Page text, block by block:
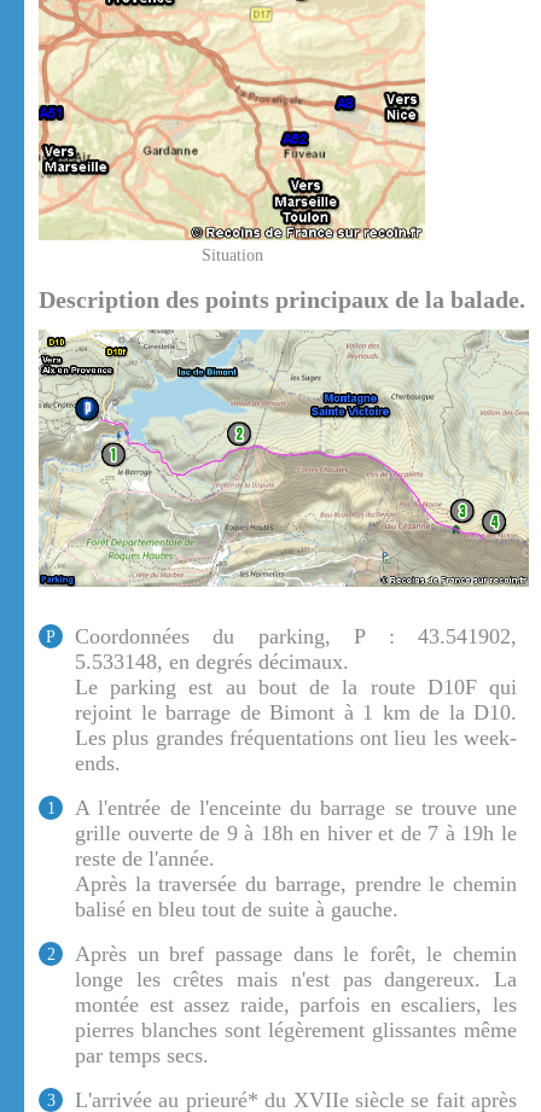
Situation
Description des points principaux de la balade.
P
Coordonnées du parking, P : 43.541902,
5.533148, en degrés décimaux.
Le parking est au bout de la route D10F qui
rejoint le barrage de Bimont à 1 km de la D10.
Les plus grandes fréquentations ont lieu les week-
ends.
1
A l'entrée de l'enceinte du barrage se trouve une
grille ouverte de 9 à 18h en hiver et de 7 à 19h le
reste de l'année.
Après la traversée du barrage, prendre le chemin
balisé en bleu tout de suite à gauche.
2
Après un bref passage dans le forêt, le chemin
longe les crêtes mais n'est pas dangereux. La
montée est assez raide, parfois en escaliers, les
pierres blanches sont légèrement glissantes même
par temps secs.
3
L'arrivée au prieuré* du XVIIe siècle se fait après